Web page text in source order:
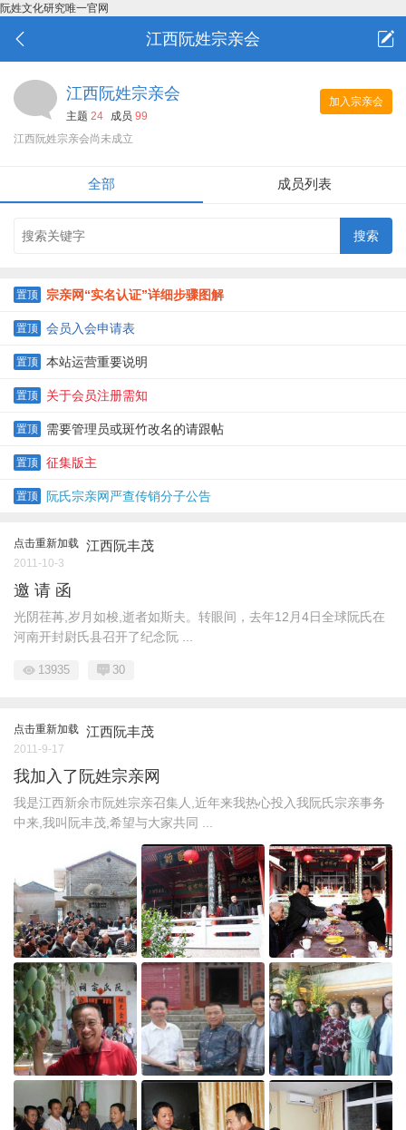
阮姓文化研究唯一官网
江西阮姓宗亲会
加入宗亲会
江西阮姓宗亲会
主题 24 成员 99
江西阮姓宗亲会尚未成立
全部 成员列表
置顶 宗亲网“实名认证”详细步骤图解
置顶 会员入会申请表
置顶 本站运营重要说明
置顶 关于会员注册需知
置顶 需要管理员或斑竹改名的请跟帖
置顶 征集版主
置顶 阮氏宗亲网严查传销分子公告
点击重新加载 江西阮丰茂
2011-10-3
邀 请 函
光阴荏苒,岁月如梭,逝者如斯夫。转眼间，去年12月4日全球阮氏在
河南开封尉氏县召开了纪念阮 ...
13935 30
点击重新加载 江西阮丰茂
2011-9-17
我加入了阮姓宗亲网
我是江西新余市阮姓宗亲召集人,近年来我热心投入我阮氏宗亲事务
中来,我叫阮丰茂,希望与大家共同 ...